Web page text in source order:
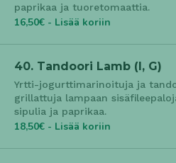
paprikaa ja tuoretomaattia.
16,50€ - Lisää koriin
40. Tandoori Lamb (l, G)
Yrtti-jogurttimarinoituja ja
grillattuja lampaan
sipulia ja paprikaa.
18,50€ - Lisää koriin